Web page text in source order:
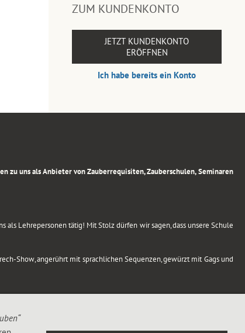
ZUM KUNDENKONTO
JETZT KUNDENKONTO
ERÖFFNEN
Ich habe bereits ein Konto
uns als Anbieter von Zauberrequisiten, Zauberschulen, Seminaren
Lehrepersonen tätig! Mit Stolz dürfen wir sagen, dass unsere Schule
Show, angerührt mit sprachlichen Sequenzen, gewürzt mit Gags und